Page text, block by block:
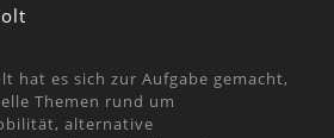
hat es sich zur Aufgabe gemacht,
Themen rund um
alternative